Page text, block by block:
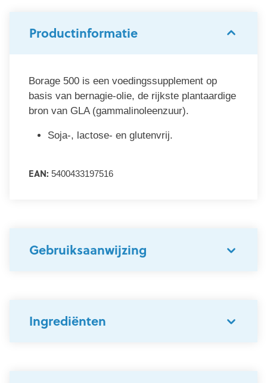
Productinformatie
Borage 500 is een voedingssupplement op
basis van bernagie-olie, de rijkste plantaardige
bron van GLA (gammalinoleenzuur).
Soja-, lactose- en glutenvrij.
EAN: 5400433197516
Gebruiksaanwijzing
Ingrediënten